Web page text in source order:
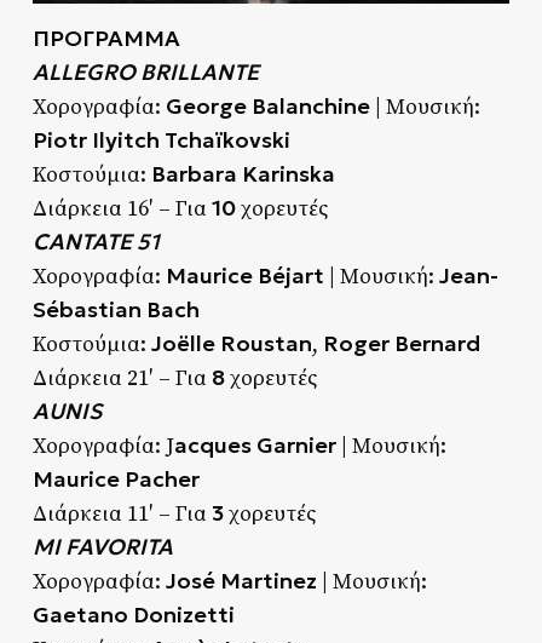
ΠΡΟΓΡΑΜΜΑ
ALLEGRO BRILLANTE
Χορογραφία: George Balanchine| Μουσική:
Piotr Ilyitch Tchaïkovski
Κοστούμια: Barbara Karinska
Διάρκεια 16′ – Για 10χορευτές
CANTATE 51
Χορογραφία: Maurice Béjart | Μουσική: Jean-
Sébastian Bach
Κοστούμια: Joëlle Roustan, Roger Bernard
Διάρκεια 21′ – Για 8χορευτές
AUNIS
Χορογραφία: Jacques Garnier| Μουσική:
Maurice Pacher
Διάρκεια 11′ – Για 3χορευτές
MI FAVORITA
Χορογραφία: José Martinez | Μουσική:
Gaetano Donizetti